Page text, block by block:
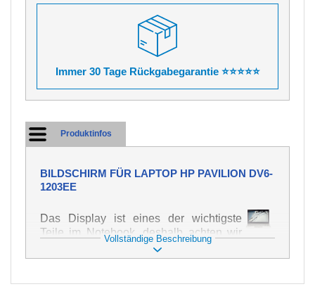
Immer 30 Tage Rückgabegarantie ⭐⭐⭐⭐⭐
Produktinfos
BILDSCHIRM FÜR LAPTOP HP PAVILION DV6-
1203EE
Das Display ist eines der wichtigste
Teile im Notebook, deshalb achten wir
auf höchste Qualität dieses Ersatzteils.
Er dient zur Darstellung von Texten und
Vollständige Beschreibung